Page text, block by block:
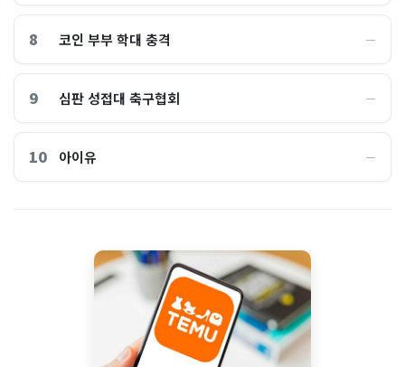
8 코인 부부 학대 충격 ―
9 심판 성접대 축구협회 ―
10 아이유 ―